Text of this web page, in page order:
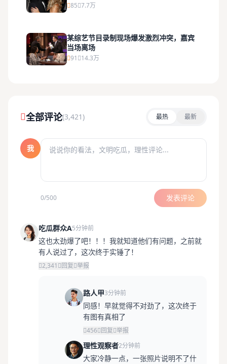
85 7.7万
某综艺节目录制现场爆发激烈冲突，嘉宾
当场离场
91 14.3万
全部评论(3,421) 最热 最新
我
0/500 发表评论
吃瓜群众A5分钟前
这也太劲爆了吧！！！我就知道他们有问题，之前就
有人说过了，这次终于实锤了！
2,341 回复 举报
路人甲3分钟前
同感！早就觉得不对劲了，这次终于
有图有真相了
456 回复 举报
理性观察者2分钟前
大家冷静一点，一张照片说明不了什